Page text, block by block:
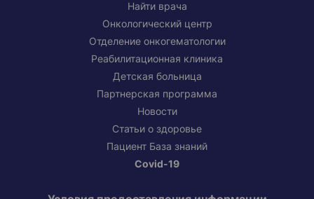
Найти врача
Онкологический центр
Отделение онкогематологии
Реабилитационная клиника
Детская больница
Партнерская программа
Новости
Статьи о здоровье
Пациент База знаний
Covid-19